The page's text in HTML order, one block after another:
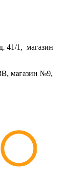
41/1, магазин
магазин №9,